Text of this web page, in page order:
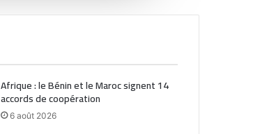
Afrique : le Bénin et le Maroc signent 14
accords de coopération
6 août 2026